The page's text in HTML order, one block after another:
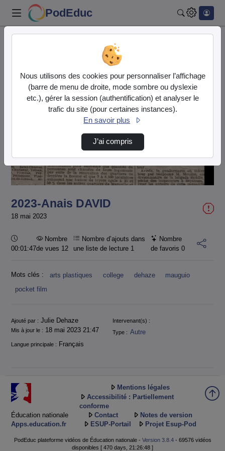
PodEduc
2023-Anais DAVID
Lire
la
vidéo
2023-Anais DAVID
18 mai 2023
Durée :
00:01:47
Nombre
de vues 12
Nombre d’ajouts dans
une liste de lecture 1
Nombre
de favoris 0
Mots clés : arts plastiques college dehaze
mauguio
pocket film
Informations
Ajouté par : Julie Dehaze
Intervenant(s) :
Mis à jour le : 18 mai 2023 21:47 Type : Autre
Langue principale : Français
Éducation nationale
Apps.education.fr
Mentions légales
Accessibilité : Partiellement
conforme
Contact
Notes de version
ESUP-Portail
Projet Esup-Pod
PodEduc plateforme vidéos de Éducation nationale - Version 3.8.4- 69576 vidéos
disponibles [ 470 days, 21:26:48 ]
Nous utilisons des cookies pour personnaliser l’affichage
(barre de menu de droite, mode sombre ou dyslexie
etc.), gérer la session (authentification) et analyser le
trafic du site (pour certaines instances).
En savoir plus
J’ai compris